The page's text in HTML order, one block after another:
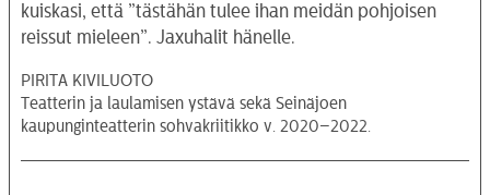
kuiskasi, että ”tästähän tulee ihan meidän pohjoisen
reissut mieleen”. Jaxuhalit hänelle.
PIRITA KIVILUOTO
Teatterin ja laulamisen ystävä sekä Seinäjoen
kaupunginteatterin sohvakriitikko v. 2020–2022.